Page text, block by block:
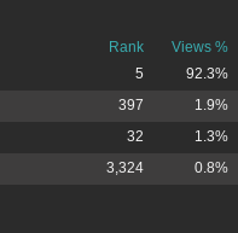
Rank
Views %
5
92.3%
397
1.9%
32
1.3%
3,324 0.8%